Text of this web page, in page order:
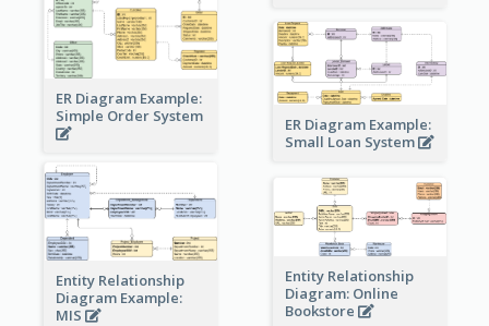
ER Diagram Example:
Simple Order System
ER Diagram Example:
Small Loan System
Entity Relationship
Diagram Example:
MIS
Entity Relationship
Diagram: Online
Bookstore